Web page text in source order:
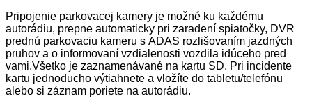
Pripojenie parkovacej kamery je možné ku každému
autorádiu, prepne automaticky pri zaradení spiatočky, DVR
prednú parkovaciu kameru s ADAS rozlišovaním jazdných
pruhov a o informovaní vzdialenosti vozdila idúceho pred
vami.Všetko je zaznamenávané na kartu SD. Pri incidente
kartu jednoducho výtiahnete a vložíte do tabletu/telefónu
alebo si záznam poriete na autorádiu.